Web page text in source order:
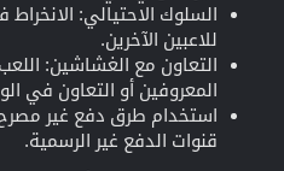
السلوك الاحتيالي:
للاعبين الآخرين.
التعاون مع الغشاشين:
المعروفين أو التعاون في
قنوات الدفع غير الرسمية.